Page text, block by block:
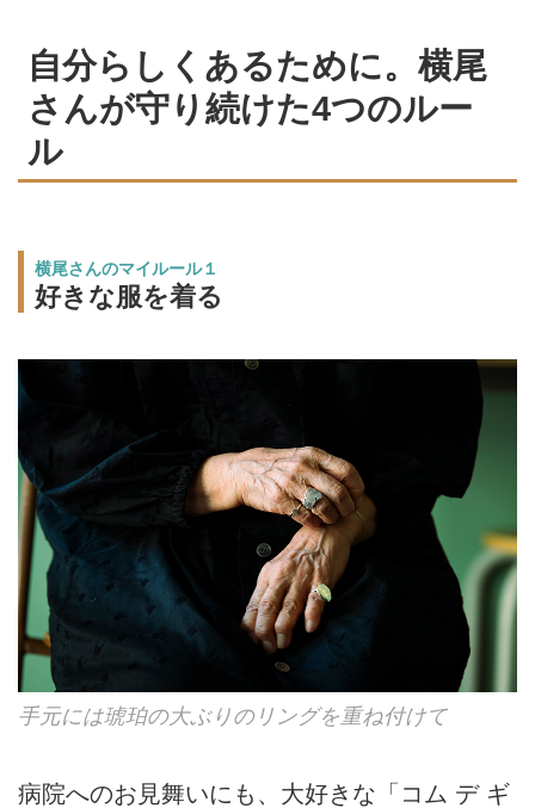
自分らしくあるために。横尾
さんが守り続けた4つのルー
ル
横尾さんのマイルール１
好きな服を着る
手元には琥珀の大ぶりのリングを重ね付けて
病院へのお見舞いにも、大好きな「コム デ ギ